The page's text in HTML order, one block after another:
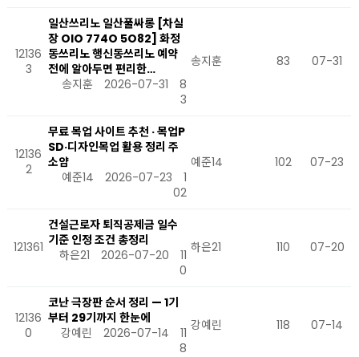
12136
3
일산쓰리노 일산풀싸롱 [차실
장 OlO 774O 5O82] 화정
동쓰리노 행신동쓰리노 예약
전에 알아두면 편리한…
송지훈
2026-07-31
8
3
송지훈 83 07-31
12136
2
무료 목업 사이트 추천 · 목업P
SD·디자인목업 활용 정리 주
소얌
예준14
2026-07-23
1
02
예준14 102 07-23
121361
건설근로자 퇴직공제금 일수
기준 인정 조건 총정리
하은21
2026-07-20
11
0
하은21 110 07-20
12136
0
코난 극장판 순서 정리 — 1기
부터 29기까지 한눈에
강예린
2026-07-14
11
8
강예린 118 07-14